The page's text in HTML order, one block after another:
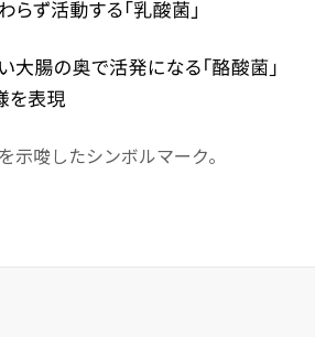
唆したシンボルマーク。